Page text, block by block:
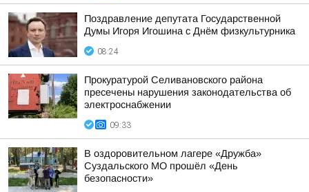
Поздравление депутата Государственной
Думы Игоря Игошина с Днём физкультурника
08:24
Прокуратурой Селивановского района
пресечены нарушения законодательства об
электроснабжении
09:33
В оздоровительном лагере «Дружба»
Суздальского МО прошёл «День
безопасности»